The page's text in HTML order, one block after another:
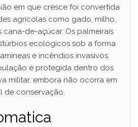
em que cresce foi convertida
agrícolas como gado, milho,
cana-de-açúcar. Os palmeirais
ecológicos sob a forma
e incêndios invasivos.
é protegida dentro dos
militar, embora não ocorra em
de conservação.